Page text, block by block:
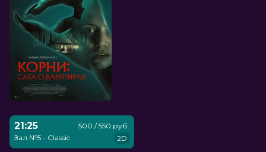
21:25
Зал №5 - Classic
500 / 550 руб.
2D